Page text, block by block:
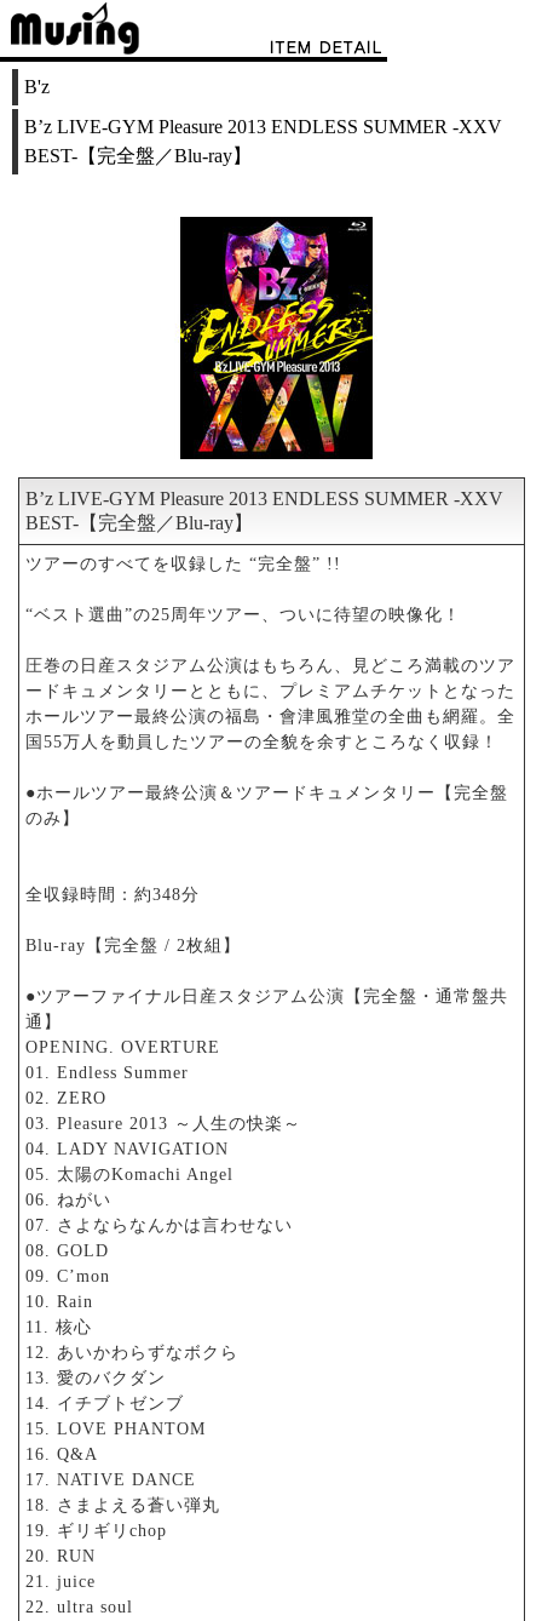
B'z
B’z LIVE-GYM Pleasure 2013 ENDLESS SUMMER -XXV
BEST-【完全盤／Blu-ray】
B’z LIVE-GYM Pleasure 2013 ENDLESS SUMMER -XXV
BEST-【完全盤／Blu-ray】
ツアーのすべてを収録した “完全盤” !!
“ベスト選曲”の25周年ツアー、ついに待望の映像化！
圧巻の日産スタジアム公演はもちろん、見どころ満載のツア
ードキュメンタリーとともに、プレミアムチケットとなった
ホールツアー最終公演の福島・會津風雅堂の全曲も網羅。全
国55万人を動員したツアーの全貌を余すところなく収録！
●ホールツアー最終公演＆ツアードキュメンタリー【完全盤
のみ】
全収録時間：約348分
Blu-ray【完全盤 / 2枚組】
●ツアーファイナル日産スタジアム公演【完全盤・通常盤共
通】
OPENING. OVERTURE
01. Endless Summer
02. ZERO
03. Pleasure 2013 ～人生の快楽～
04. LADY NAVIGATION
05. 太陽のKomachi Angel
06. ねがい
07. さよならなんかは言わせない
08. GOLD
09. C’mon
10. Rain
11. 核心
12. あいかわらずなボクら
13. 愛のバクダン
14. イチブトゼンブ
15. LOVE PHANTOM
16. Q&A
17. NATIVE DANCE
18. さまよえる蒼い弾丸
19. ギリギリchop
20. RUN
21. juice
22. ultra soul